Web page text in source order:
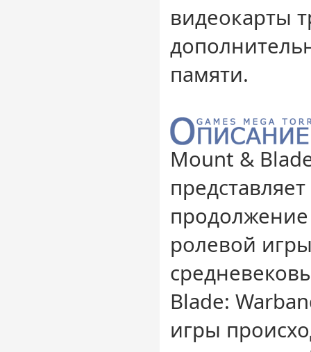
видеокарты
памяти.
Mount &
ролевой
Blade:
игры